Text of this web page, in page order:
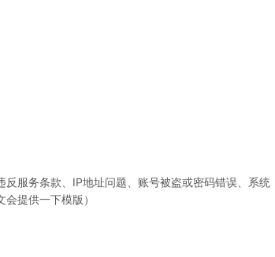
服务条款、IP地址问题、账号被盗或密码错误、系统
提供一下模版）